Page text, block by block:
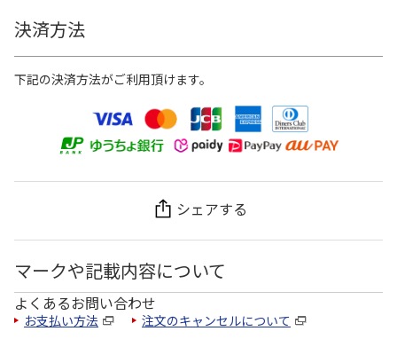
決済方法
下記の決済方法がご利用頂けます。
シェアする
マークや記載内容について
よくあるお問い合わせ
お支払い方法 注文のキャンセルについて